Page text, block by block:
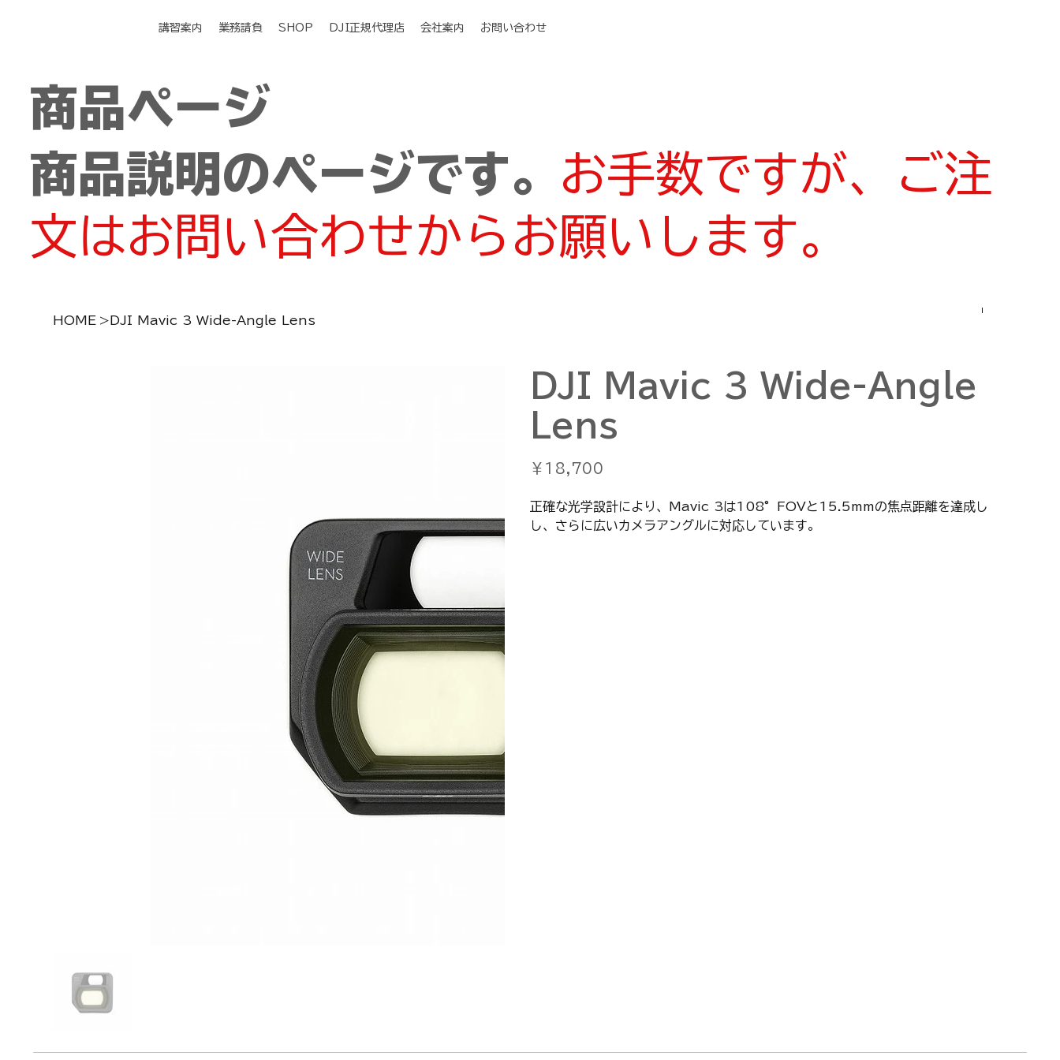
講習案内 業務請負 SHOP DJI正規代理店 会社案内 お問い合わせ
商品ページ
商品説明のページです。 お手数ですが、ご注
文はお問い合わせからお願いします。
HOME > DJI Mavic 3 Wide-Angle Lens
DJI Mavic 3 Wide-Angle
Lens
格
￥18,700
正確な光学設計により、Mavic 3は108°FOVと15.5mmの焦点距離を達成し
し、さらに広いカメラアングルに対応しています。